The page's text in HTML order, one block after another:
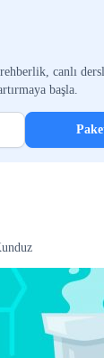
canlı
başla.